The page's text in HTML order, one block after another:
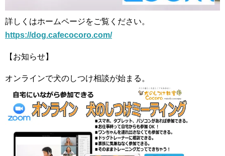
詳しくはホームページをご覧ください。
https://dog.cafecocoro.com/
【お知らせ】
オンラインで犬のしつけ相談が始まる。